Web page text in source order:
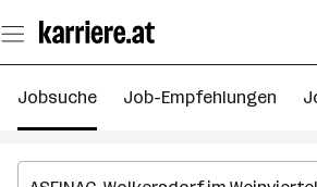
Seiteninhalt
springen
Jobsuche Job-Empfehlungen